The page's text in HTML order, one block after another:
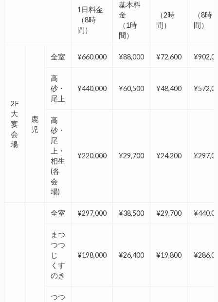
1日料金
（8時
間）
基本料
金
（1時
間）
（2時
間）
（8時
間）
2F
大
宴
会
場
鹿
児
全室 ¥660,000 ¥88,000 ¥72,600
高
砂・
尾上
¥440,000 ¥60,500 ¥48,400
高
砂・
尾
上・
相生
(各
会
場)
¥220,000 ¥29,700 ¥24,200
全室 ¥297,000 ¥38,500 ¥29,700
まつ
つつ
じ
くす
のき
¥198,000 ¥26,400 ¥19,800
つつ